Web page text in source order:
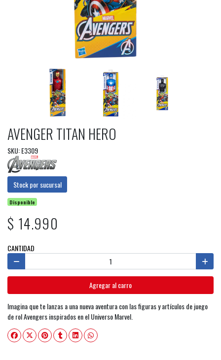
AVENGER TITAN HERO
SKU: E3309
Stock por sucursal
Disponible
$ 14.990
CANTIDAD
Agregar al carro
Imagina que te lanzas a una nueva aventura con las figuras y artículos de juego
de rol Avengers inspirados en el Universo Marvel.